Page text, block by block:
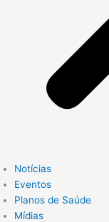
Notícias
Eventos
Planos de Saúde
Mídias